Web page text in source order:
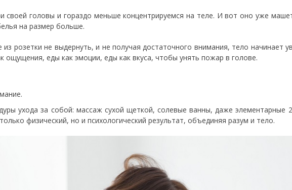
своей головы и гораздо меньше концентрируемся на теле. И вот оно уже
на размер больше.
из розетки не выдернуть, и не получая достаточного внимания, тело начинает
ощущения, еды как эмоции, еды как вкуса, чтобы унять пожар в голове.
ухода за собой: массаж сухой щеткой, солевые ванны, даже элементарные
физический, но и психологический результат, объединяя разум и тело.